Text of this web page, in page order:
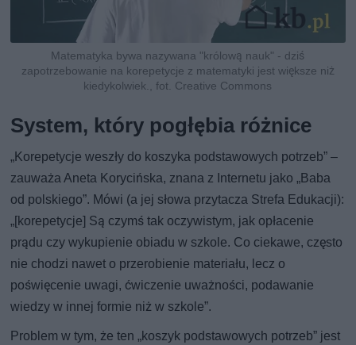
Matematyka bywa nazywana "królową nauk" - dziś
zapotrzebowanie na korepetycje z matematyki jest większe niż
kiedykolwiek., fot. Creative Commons
System, który pogłębia różnice
„Korepetycje weszły do koszyka podstawowych potrzeb” –
zauważa Aneta Korycińska, znana z Internetu jako „Baba
od polskiego”. Mówi (a jej słowa przytacza Strefa Edukacji):
„[korepetycje] Są czymś tak oczywistym, jak opłacenie
prądu czy wykupienie obiadu w szkole. Co ciekawe, często
nie chodzi nawet o przerobienie materiału, lecz o
poświęcenie uwagi, ćwiczenie uważności, podawanie
wiedzy w innej formie niż w szkole”.
Problem w tym, że ten „koszyk podstawowych potrzeb” jest